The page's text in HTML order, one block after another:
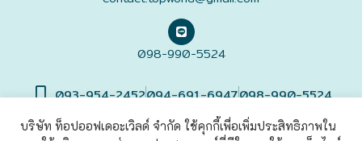
098-990-5524
093-954-2452094-691-6947098-990-5524
บริษัท ท็อปออฟเดอะเวิลด์ จำกัด ใช้คุกกี้เพื่อเพิ่มประสิทธิภาพใน